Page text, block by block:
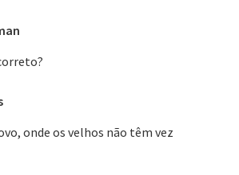
onde os velhos não têm vez